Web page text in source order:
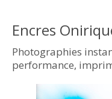
Encres
Photographies
performance,